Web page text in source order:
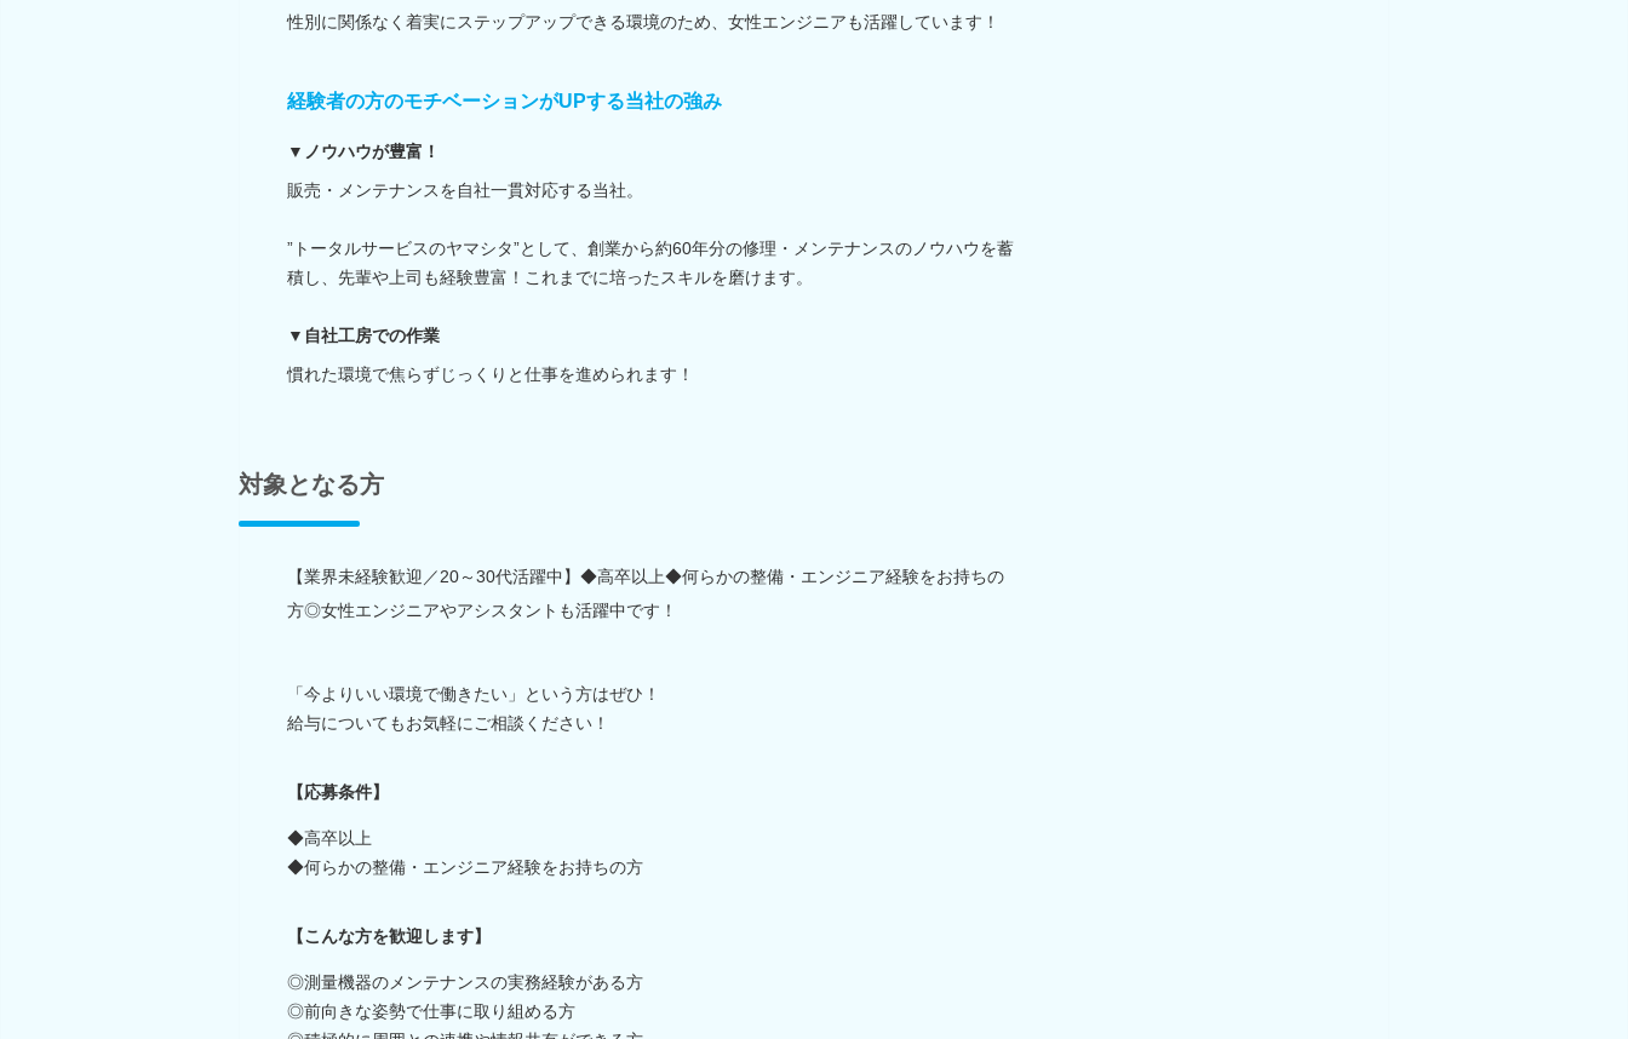
性別に関係なく着実にステップアップできる環境のため、女性エンジニアも活躍しています！
経験者の方のモチベーションがUPする当社の強み
▼ノウハウが豊富！
販売・メンテナンスを自社一貫対応する当社。
”トータルサービスのヤマシタ”として、創業から約60年分の修理・メンテナンスのノウハウを蓄
積し、先輩や上司も経験豊富！これまでに培ったスキルを磨けます。
▼自社工房での作業
慣れた環境で焦らずじっくりと仕事を進められます！
対象となる方
【業界未経験歓迎／20～30代活躍中】◆高卒以上◆何らかの整備・エンジニア経験をお持ちの
方◎女性エンジニアやアシスタントも活躍中です！
「今よりいい環境で働きたい」という方はぜひ！
給与についてもお気軽にご相談ください！
【応募条件】
◆高卒以上
◆何らかの整備・エンジニア経験をお持ちの方
【こんな方を歓迎します】
◎測量機器のメンテナンスの実務経験がある方
◎前向きな姿勢で仕事に取り組める方